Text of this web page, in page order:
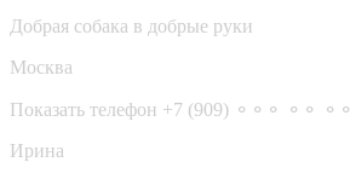
Добрая собака в добрые руки
Москва
Показать телефон +7 (909) ⚬⚬⚬ ⚬⚬ ⚬⚬
Ирина